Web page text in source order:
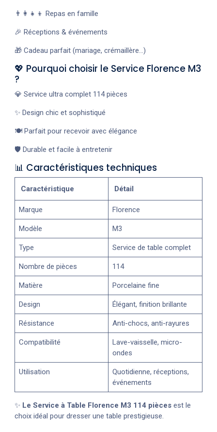
👨‍👩‍👧‍👦 Repas en famille
🎉 Réceptions & événements
🎁 Cadeau parfait (mariage, crémaillère…)
💖 Pourquoi choisir le Service Florence M3
?
💎 Service ultra complet 114 pièces
✨ Design chic et sophistiqué
🍽️ Parfait pour recevoir avec élégance
🛡️ Durable et facile à entretenir
📊 Caractéristiques techniques
Caractéristique Détail
Marque Florence
Modèle M3
Type Service de table complet
Nombre de pièces 114
Matière Porcelaine fine
Design Élégant, finition brillante
Résistance Anti-chocs, anti-rayures
Compatibilité
Lave-vaisselle, micro-
ondes
Utilisation
Quotidienne, réceptions,
événements
✨ Le Service à Table Florence M3 114 pièces est le
choix idéal pour dresser une table prestigieuse.